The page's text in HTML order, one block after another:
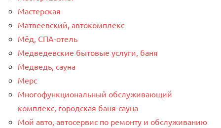
Мастерская
Матвеевский, автокомплекс
Мёд, СПА-отель
Медведевские бытовые услуги, баня
Медведь, сауна
Мерс
Многофункциональный обслуживающий
комплекс, ​городская баня-сауна
Мой авто, автосервис по ремонту и обслуживанию